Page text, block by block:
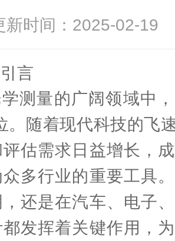
新时间：2025-02-
言
测量的广阔领域中
。随着现代科技的飞
估需求日益增长，
多行业的重要工具
还是在汽车、电子
发挥着关键作用，